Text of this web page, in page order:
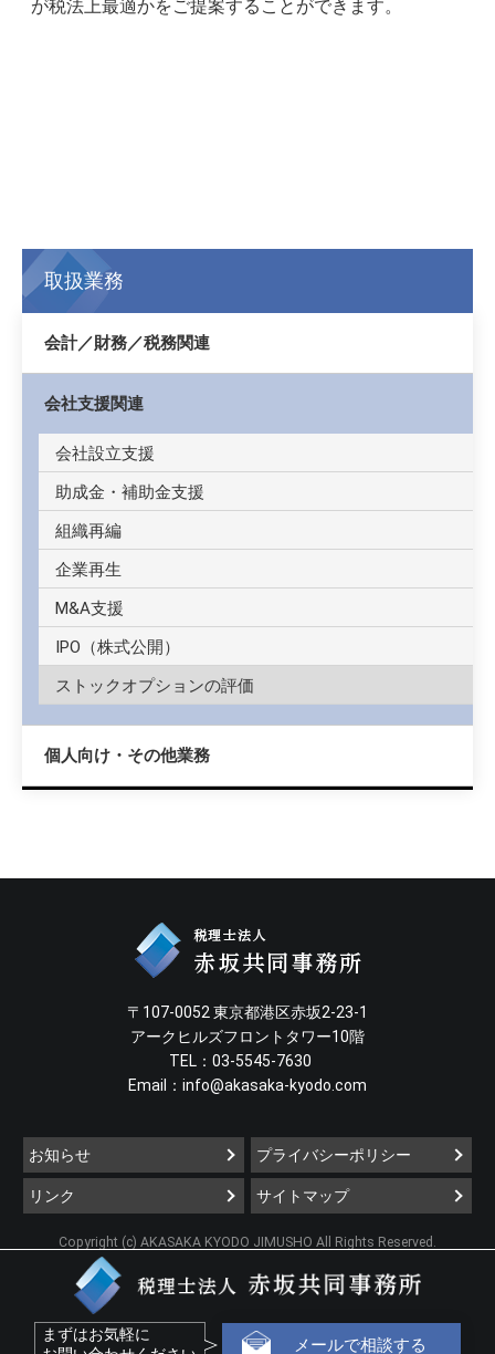
が税法上最適かをご提案することができます。
取扱業務
会計／財務／税務関連
会社支援関連
会社設立支援
助成金・補助金支援
組織再編
企業再生
M&A支援
IPO（株式公開）
ストックオプションの評価
個人向け・その他業務
〒107-0052 東京都港区赤坂2-23-1
アークヒルズフロントタワー10階
TEL：03-5545-7630
Email： info@akasaka-kyodo.com
お知らせ プライバシーポリシー
リンク サイトマップ
Copyright (c) AKASAKA KYODO JIMUSHO All Rights Reserved.
まずはお気軽に
メールで相談する